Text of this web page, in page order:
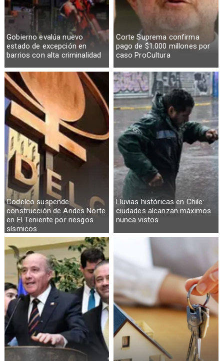
Gobierno evalúa nuevo
estado de excepción en
barrios con alta criminalidad
Corte Suprema confirma
pago de $1.000 millones por
caso ProCultura
Codelco suspende
construcción de Andes Norte
en El Teniente por riesgos
sísmicos
Lluvias históricas en Chile:
ciudades alcanzan máximos
nunca vistos